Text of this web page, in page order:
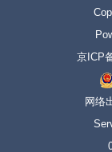
京ICP
网络